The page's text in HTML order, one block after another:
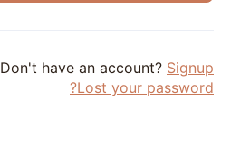
Don't have an account? Signup
Lost your password?